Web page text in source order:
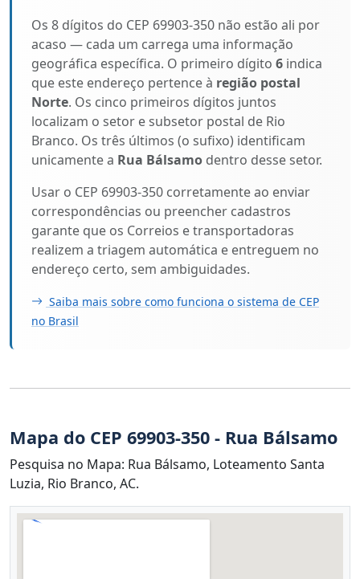
Os 8 dígitos do CEP 69903-350 não estão ali por
acaso — cada um carrega uma informação
geográfica específica. O primeiro dígito 6 indica
que este endereço pertence à região postal
Norte. Os cinco primeiros dígitos juntos
localizam o setor e subsetor postal de Rio
Branco. Os três últimos (o sufixo) identificam
unicamente a Rua Bálsamo dentro desse setor.
Usar o CEP 69903-350 corretamente ao enviar
correspondências ou preencher cadastros
garante que os Correios e transportadoras
realizem a triagem automática e entreguem no
endereço certo, sem ambiguidades.
Saiba mais sobre como funciona o sistema de CEP
no Brasil
Mapa do CEP 69903-350 - Rua Bálsamo
Pesquisa no Mapa: Rua Bálsamo, Loteamento Santa
Luzia, Rio Branco, AC.